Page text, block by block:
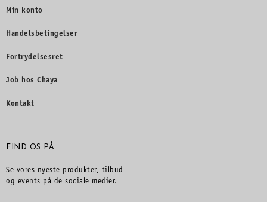
Min konto
Handelsbetingelser
Fortrydelsesret
Job hos Chaya
Kontakt
FIND OS PÅ
Se vores nyeste produkter, tilbud
og events på de sociale medier.